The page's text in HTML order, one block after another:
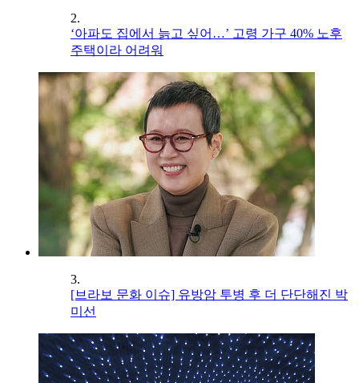
2.
‘아파도 집에서 늙고 싶어…’ 고령 가구 40% 노후
주택이라 어려워
3.
[브라보 문화 이슈] 유방암 투병 후 더 단단해진 박
미선